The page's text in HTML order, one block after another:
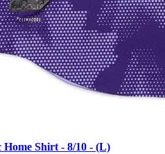
Shirt - 8/10 - (L)